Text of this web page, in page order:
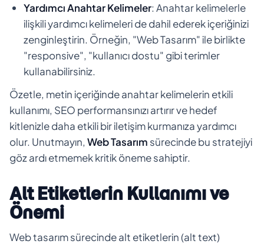
Yardımcı Anahtar Kelimeler: Anahtar kelimelerle
ilişkili yardımcı kelimeleri de dahil ederek içeriğinizi
zenginleştirin. Örneğin, "Web Tasarım" ile birlikte
"responsive", "kullanıcı dostu" gibi terimler
kullanabilirsiniz.
Özetle, metin içeriğinde anahtar kelimelerin etkili
kullanımı, SEO performansınızı artırır ve hedef
kitlenizle daha etkili bir iletişim kurmanıza yardımcı
olur. Unutmayın, Web Tasarım sürecinde bu stratejiyi
göz ardı etmemek kritik öneme sahiptir.
Alt Etiketlerin Kullanımı ve
Önemi
Web tasarım sürecinde alt etiketlerin (alt text)